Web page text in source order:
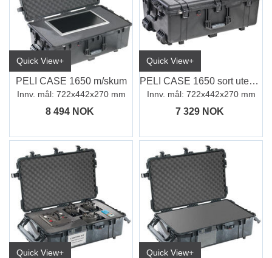
Quick View+
PELI CASE 1650 m/skum
Innv. mål: 722x442x270 mm
8 494 NOK
Quick View+
PELI CASE 1650 sort uten skum
Innv. mål: 722x442x270 mm
7 329 NOK
Quick View+ Quick View+